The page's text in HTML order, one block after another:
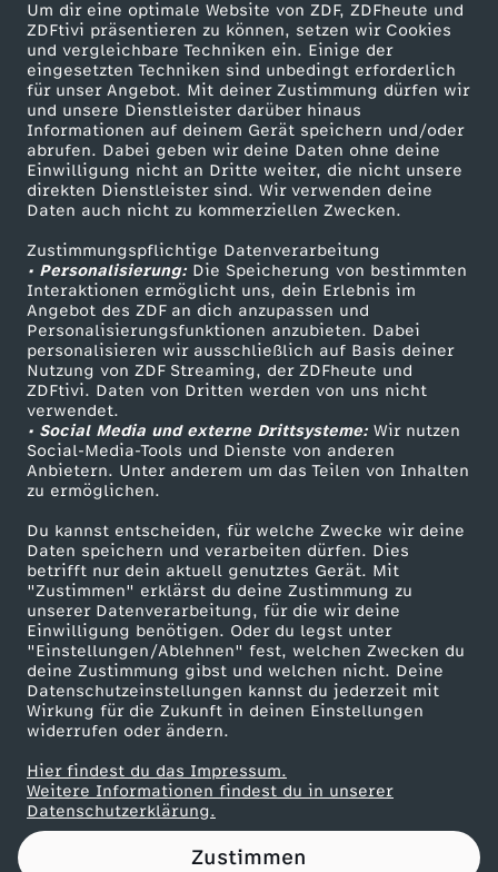
Um dir eine optimale Website von ZDF, ZDFheute und
ZDFtivi präsentieren zu können, setzen wir Cookies
und vergleichbare Techniken ein. Einige der
eingesetzten Techniken sind unbedingt erforderlich
für unser Angebot. Mit deiner Zustimmung dürfen wir
und unsere Dienstleister darüber hinaus
Informationen auf deinem Gerät speichern und/oder
abrufen. Dabei geben wir deine Daten ohne deine
Einwilligung nicht an Dritte weiter, die nicht unsere
direkten Dienstleister sind. Wir verwenden deine
Daten auch nicht zu kommerziellen Zwecken.
Zustimmungspflichtige Datenverarbeitung
• Personalisierung:Die Speicherung von bestimmten
Interaktionen ermöglicht uns, dein Erlebnis im
Angebot des ZDF an dich anzupassen und
Personalisierungsfunktionen anzubieten. Dabei
personalisieren wir ausschließlich auf Basis deiner
Nutzung von ZDF Streaming, der ZDFheute und
ZDFtivi. Daten von Dritten werden von uns nicht
verwendet.
• Social Media und externe Drittsysteme:Wir nutzen
Social-Media-Tools und Dienste von anderen
Anbietern. Unter anderem um das Teilen von Inhalten
zu ermöglichen.
Du kannst entscheiden, für welche Zwecke wir deine
Daten speichern und verarbeiten dürfen. Dies
betrifft nur dein aktuell genutztes Gerät. Mit
"Zustimmen" erklärst du deine Zustimmung zu
unserer Datenverarbeitung, für die wir deine
Einwilligung benötigen. Oder du legst unter
"Einstellungen/Ablehnen" fest, welchen Zwecken du
deine Zustimmung gibst und welchen nicht. Deine
Datenschutzeinstellungen kannst du jederzeit mit
Wirkung für die Zukunft in deinen Einstellungen
widerrufen oder ändern.
Hier findest du das Impressum.
Weitere Informationen findest du in unserer
Datenschutzerklärung.
Zustimmen
h
l
e
k
r
a
f
t
w
e
r
k
:
A
r
b
Mehr ZDF
ZDF-Apps
Smart TV
ZDFtext
Livestreams
Sendungen A-Z
TV-Programm
Service
ZDFmitreden
Kontakt zum ZDF
Tickets
Zuschauerservice
Hilfe
ZDF Unternehmen
Karriere
ZDF goes Schule
Werbefernsehen
Mainzelmännchen
Partner